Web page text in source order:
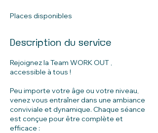
é
Places disponibles
Description du service
Rejoignez la Team WORK OUT ,
accessible à tous !
Peu importe votre âge ou votre niveau,
venez vous entraîner dans une ambiance
conviviale et dynamique. Chaque séance
est conçue pour être complète et
efficace :